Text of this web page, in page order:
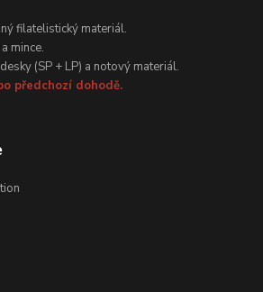
filatelistický materiál.
mince.
(SP + LP) a notový materiál.
předchozí dohodě.